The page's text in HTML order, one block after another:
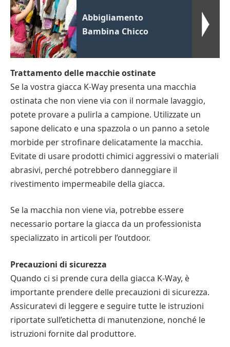
Abbigliamento
Bambina Chicco
Trattamento delle macchie ostinate
Se la vostra giacca K-Way presenta una macchia
ostinata che non viene via con il normale lavaggio,
potete provare a pulirla a campione. Utilizzate un
sapone delicato e una spazzola o un panno a setole
morbide per strofinare delicatamente la macchia.
Evitate di usare prodotti chimici aggressivi o materiali
abrasivi, perché potrebbero danneggiare il
rivestimento impermeabile della giacca.
Se la macchia non viene via, potrebbe essere
necessario portare la giacca da un professionista
specializzato in articoli per l’outdoor.
Precauzioni di sicurezza
Quando ci si prende cura della giacca K-Way, è
importante prendere delle precauzioni di sicurezza.
Assicuratevi di leggere e seguire tutte le istruzioni
riportate sull’etichetta di manutenzione, nonché le
istruzioni fornite dal produttore.